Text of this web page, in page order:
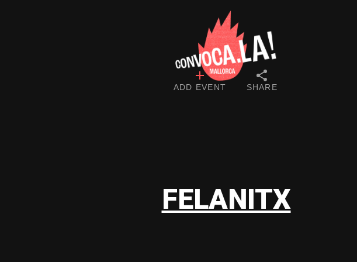
ADD EVENT SHARE
FELANITX